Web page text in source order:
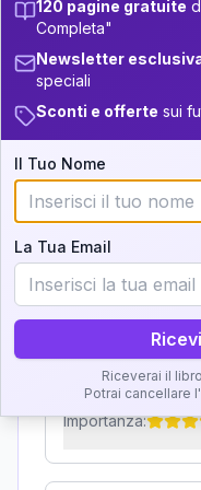
14-16 +6
16-17.5
18.5-19 +
Zone
Clicca su ogni
Zona del
Importanza:
Karma
Importanza:
120 pagine gratuite
Completa"
Newsletter
speciali
Sconti e offerte sui
Il Tuo Nome
La Tua Email
Riceverai il
Potrai cancellare